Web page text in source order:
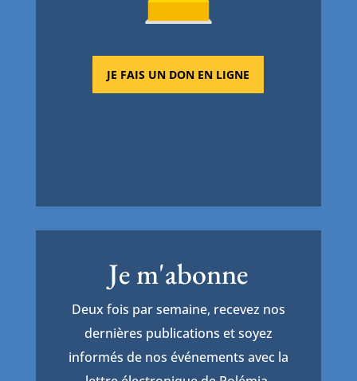
JE FAIS UN DON EN LIGNE
Je m'abonne
Deux fois par semaine, recevez nos
dernières publications et soyez
informés de nos événements avec la